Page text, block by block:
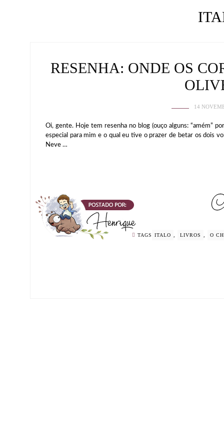
RESENHA: ONDE OS
14
Oi, gente. Hoje tem resenha no blog (ouço alguns: “amém”
especial para mim e o qual eu tive o prazer de betar os dois
Neve …
TAGS ITALO , LIVROS , O